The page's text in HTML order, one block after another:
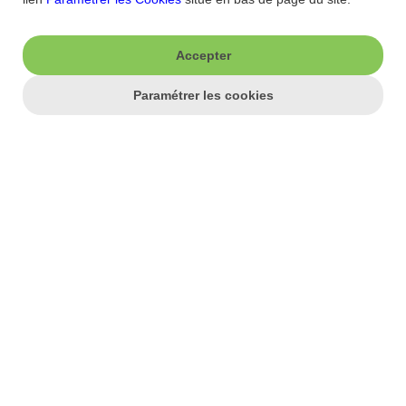
entrepreneur n'est que complémentaire à d'autres revenus.
© 2025 AFP
Accepter
Paramétrer les cookies